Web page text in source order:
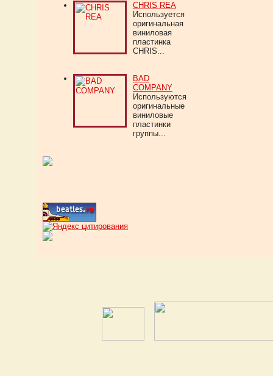
CHRIS REA
Используется
оригинальная
виниловая
пластинка
CHRIS...
BAD
COMPANY
Используются
оригинальные
виниловые
пластинки
группы...